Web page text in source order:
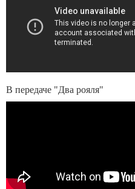
В передаче "Два рояля"